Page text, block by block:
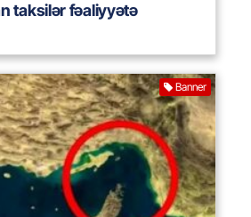
taksilər fəaliyyətə
Banner